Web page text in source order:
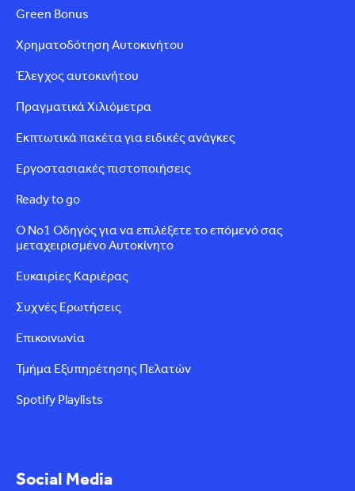
Green Bonus
Χρηματοδότηση Αυτοκινήτου
Έλεγχος αυτοκινήτου
Πραγματικά Χιλιόμετρα
Εκπτωτικά πακέτα για ειδικές ανάγκες
Εργοστασιακές πιστοποιήσεις
Ready to go
Ο Νο1 Οδηγός για να επιλέξετε το επόμενό σας
μεταχειρισμένο Αυτοκίνητο
Ευκαιρίες Καριέρας
Συχνές Ερωτήσεις
Επικοινωνία
Τμήμα Εξυπηρέτησης Πελατών
Spotify Playlists
Social Media